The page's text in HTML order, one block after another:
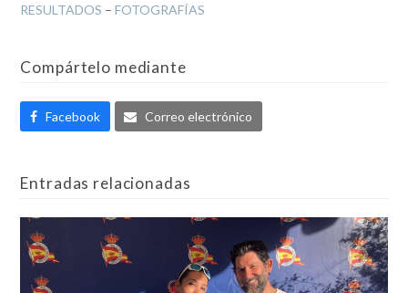
RESULTADOS –FOTOGRAFÍAS
Compártelo mediante
Facebook Correo electrónico
Entradas relacionadas